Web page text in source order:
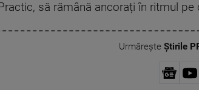
să rămână ancorați în ritmul pe
Urmărește Știrile